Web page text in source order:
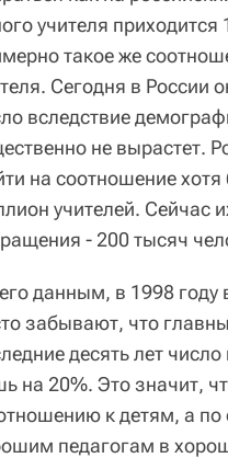
учителя
такое же
Сегодня в России
вследствие
не вырастет.
на соотношение хотя
учителей. Сейчас
- 200 тысяч
данным, в 1998
забывают, что
десять лет
на 20%. Это значит,
к детям, а
педагогам в